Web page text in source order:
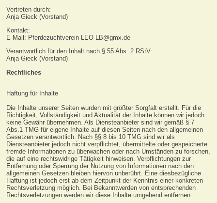
Vertreten durch:
Anja Gieck (Vorstand)
Kontakt:
E-Mail: Pferdezuchtverein-LEO-LB@gmx.de
Verantwortlich für den Inhalt nach § 55 Abs. 2 RStV:
Anja Gieck (Vorstand)
Rechtliches
Haftung für Inhalte
Die Inhalte unserer Seiten wurden mit größter Sorgfalt erstellt. Für die
Richtigkeit, Vollständigkeit und Aktualität der Inhalte können wir jedoch
keine Gewähr übernehmen. Als Diensteanbieter sind wir gemäß § 7
Abs.1 TMG für eigene Inhalte auf diesen Seiten nach den allgemeinen
Gesetzen verantwortlich. Nach §§ 8 bis 10 TMG sind wir als
Diensteanbieter jedoch nicht verpflichtet, übermittelte oder gespeicherte
fremde Informationen zu überwachen oder nach Umständen zu forschen,
die auf eine rechtswidrige Tätigkeit hinweisen. Verpflichtungen zur
Entfernung oder Sperrung der Nutzung von Informationen nach den
allgemeinen Gesetzen bleiben hiervon unberührt. Eine diesbezügliche
Haftung ist jedoch erst ab dem Zeitpunkt der Kenntnis einer konkreten
Rechtsverletzung möglich. Bei Bekanntwerden von entsprechenden
Rechtsverletzungen werden wir diese Inhalte umgehend entfernen.